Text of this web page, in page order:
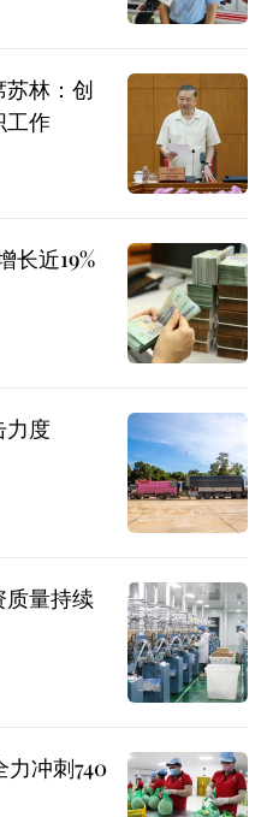
林：创
工作
长近19%
力度
质量持续
力冲刺740